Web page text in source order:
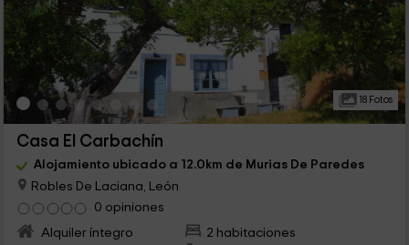
18 Fotos
Casa El Carbachín
Alojamiento ubicado a 12.0km de Murias De Paredes
Robles De Laciana, León
0 opiniones
Alquiler íntegro
2 habitaciones